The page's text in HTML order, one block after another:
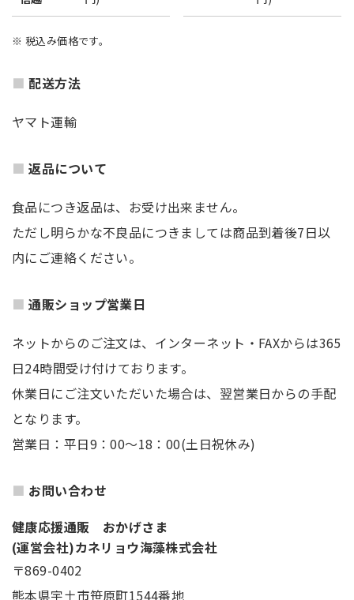
※ 税込み価格です。
配送方法
ヤマト運輸
返品について
食品につき返品は、お受け出来ません。
ただし明らかな不良品につきましては商品到着後7日以
内にご連絡ください。
通販ショップ営業日
ネットからのご注文は、インターネット・FAXからは365
日24時間受け付けております。
休業日にご注文いただいた場合は、翌営業日からの手配
となります。
営業日：平日9：00～18：00(土日祝休み)
お問い合わせ
健康応援通販 おかげさま
(運営会社)カネリョウ海藻株式会社
〒869-0402
熊本県宇土市笹原町1544番地